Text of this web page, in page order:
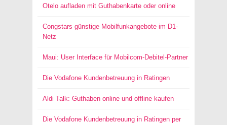
Otelo aufladen mit Guthabenkarte oder online
Congstars günstige Mobilfunkangebote im D1-
Netz
Maui: User Interface für Mobilcom-Debitel-Partner
Die Vodafone Kundenbetreuung in Ratingen
Aldi Talk: Guthaben online und offline kaufen
Die Vodafone Kundenbetreuung in Ratingen per